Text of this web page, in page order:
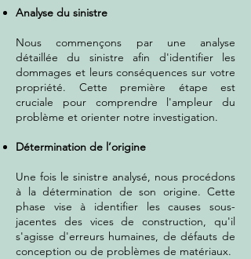
Analyse du sinistre
Nous commençons par une analyse
détaillée du sinistre afin d'identifier les
dommages et leurs conséquences sur votre
propriété. Cette première étape est
cruciale pour comprendre l'ampleur du
problème et orienter notre investigation.
Détermination de l’origine
Une fois le sinistre analysé, nous procédons
à la détermination de son origine. Cette
phase vise à identifier les causes sous-
jacentes des vices de construction, qu'il
s'agisse d'erreurs humaines, de défauts de
conception ou de problèmes de matériaux.